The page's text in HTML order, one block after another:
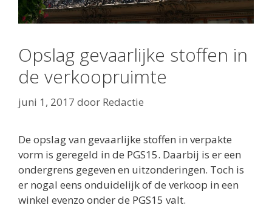
Opslag gevaarlijke stoffen in
de verkoopruimte
juni 1, 2017 door Redactie
De opslag van gevaarlijke stoffen in verpakte
vorm is geregeld in de PGS15. Daarbij is er een
ondergrens gegeven en uitzonderingen. Toch is
er nogal eens onduidelijk of de verkoop in een
winkel evenzo onder de PGS15 valt.